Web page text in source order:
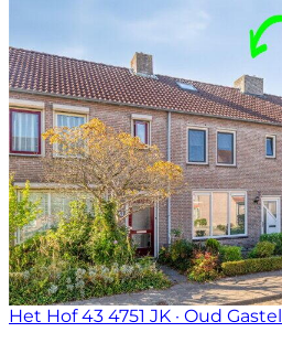
Het Hof 43 4751 JK · Oud Gastel